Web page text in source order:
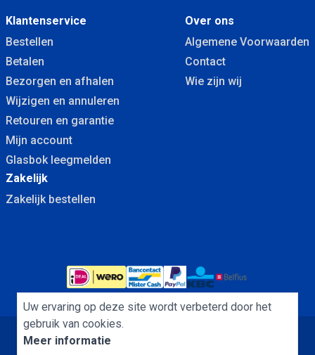
Klantenservice
Bestellen
Betalen
Bezorgen en afhalen
Wijzigen en annuleren
Retouren en garantie
Mijn account
Glasbok leegmelden
Over ons
Algemene Voorwaarden
Contact
Wie zijn wij
Zakelijk
Zakelijk bestellen
Algemene Voorwaarden
Uw ervaring op deze site wordt verbeterd door het
gebruik van cookies.
Meer informatie